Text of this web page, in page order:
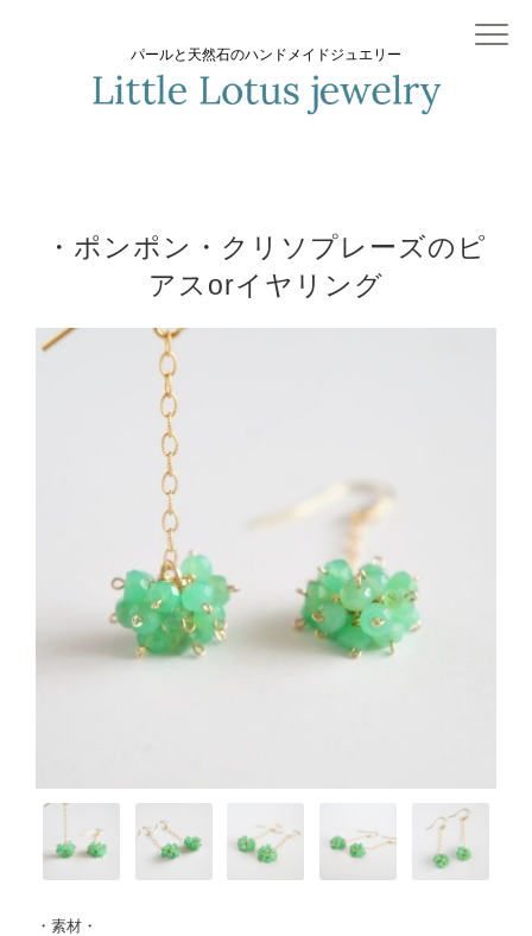
パールと天然石のハンドメイドジュエリー
・ポンポン・クリソプレーズのピ
アスorイヤリング
・素材・